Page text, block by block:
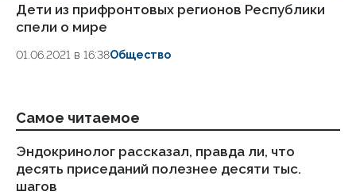
Дети из прифронтовых регионов Республики
спели о мире
01.06.2021 в 16:38Общество
Самое читаемое
Эндокринолог рассказал, правда ли, что
десять приседаний полезнее десяти тыс.
шагов